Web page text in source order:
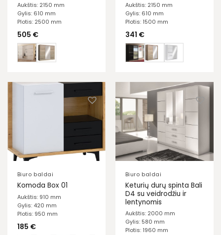
Aukštis: 2150 mm
Gylis: 610 mm
Plotis: 2500 mm
505 €
Aukštis: 2150 mm
Gylis: 610 mm
Plotis: 1500 mm
341 €
Biuro baldai
Komoda Box 01
Aukštis: 910 mm
Gylis: 420 mm
Plotis: 950 mm
185 €
Biuro baldai
Keturių durų spinta Bali
D4 su veidrodžiu ir
lentynomis
Aukštis: 2000 mm
Gylis: 580 mm
Plotis: 1960 mm